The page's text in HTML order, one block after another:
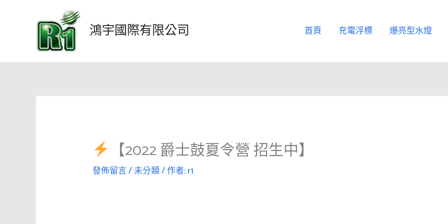
內
鴻宇國際有限公司 首頁 充電浮標 爆亮型水燈
【2022 爵士鼓夏令營 招生中】
發佈留言/未分類/ 作者:r1